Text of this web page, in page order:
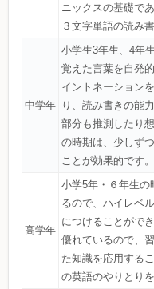
ニックスの基礎で
３文字単語の読み
中学年
小学生3年生、4年
覚えた言葉を自発
イントネーション
り、読み書きの能
部分も推測したり
の時期は、少しず
ことが効果的です。
高学年
小学5年・６年生の
るので、ハイレベ
につけることがで
優れているので、
た知識を応用する
の英語のやりとり